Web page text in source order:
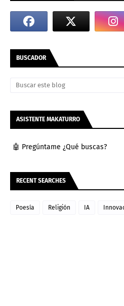
BUSCADOR
ASISTENTE MAKATURRO
🤖 Pregúntame ¿Qué buscas?
RECENT SEARCHES
Poesía Religión IA